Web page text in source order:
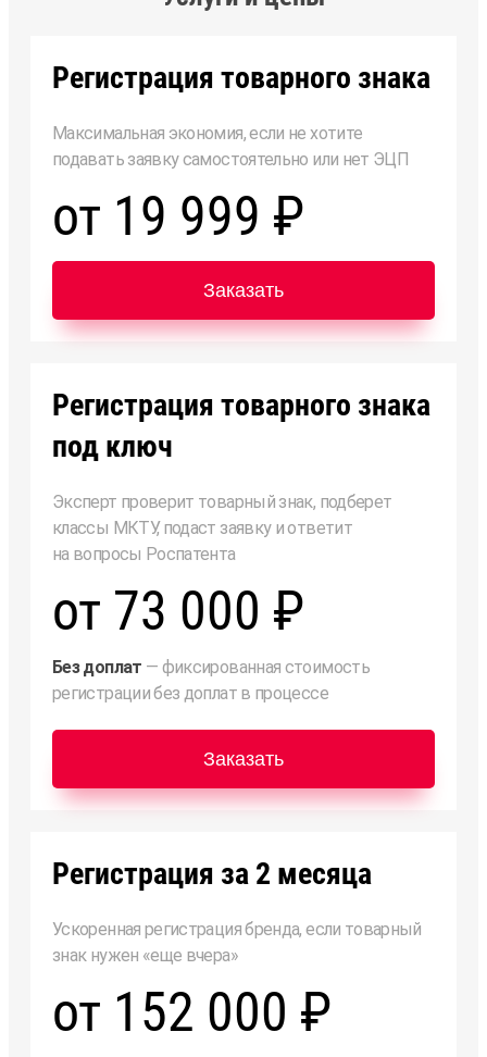
Регистрация товарного знака
Максимальная экономия, если не хотите
подавать заявку самостоятельно или нет ЭЦП
от 19 999 ₽
Заказать
Регистрация товарного знака
под ключ
Эксперт проверит товарный знак, подберет
классы МКТУ, подаст заявку и ответит
на вопросы Роспатента
от 73 000 ₽
Без доплат — фиксированная стоимость
регистрации без доплат в процессе
Заказать
Регистрация за 2 месяца
Ускоренная регистрация бренда, если товарный
знак нужен «еще вчера»
от 152 000 ₽